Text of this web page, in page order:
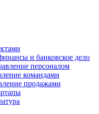
и банковское дело
персоналом
командами
продажами